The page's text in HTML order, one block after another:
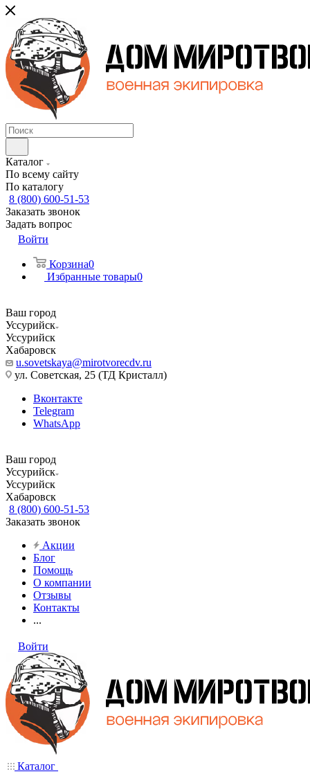
Каталог
По всему сайту
По каталогу
8 (800) 600-51-53
Заказать звонок
Задать вопрос
Войти
Корзина0
Избранные товары0
Ваш город
Уссурийск
Уссурийск
Хабаровск
u.sovetskaya@mirotvorecdv.ru
ул. Советская, 25 (ТД Кристалл)
Вконтакте
Telegram
WhatsApp
Ваш город
Уссурийск
Уссурийск
Хабаровск
8 (800) 600-51-53
Заказать звонок
Акции
Блог
Помощь
О компании
Отзывы
Контакты
...
Войти
Каталог